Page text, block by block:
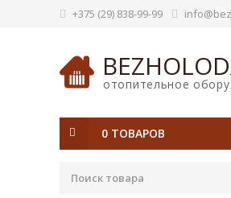
+375 (29) 838-99-99
отопительное
0 ТОВАРОВ